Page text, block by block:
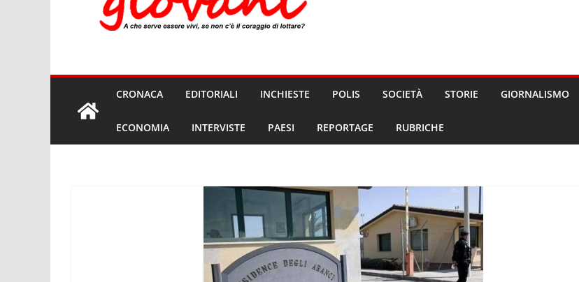
CRONACA EDITORIALI INCHIESTE POLIS SOCIETÀ STORIE GIORNALISMO
ECONOMIA INTERVISTE PAESI REPORTAGE RUBRICHE